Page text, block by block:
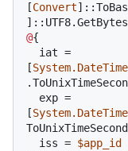
[Convert
@{
[
[
  iss =
$app_id